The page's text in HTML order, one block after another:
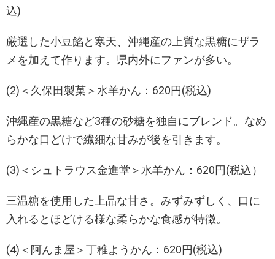
込)
厳選した小豆餡と寒天、沖縄産の上質な黒糖にザラ
メを加えて作ります。県内外にファンが多い。
(2)＜久保田製菓＞水羊かん：620円(税込)
沖縄産の黒糖など3種の砂糖を独自にブレンド。なめ
らかな口どけで繊細な甘みが後を引きます。
(3)＜シュトラウス金進堂＞水羊かん：620円(税込）
三温糖を使用した上品な甘さ。みずみずしく、口に
入れるとほどける様な柔らかな食感が特徴。
(4)＜阿んま屋＞丁稚ようかん：620円(税込)